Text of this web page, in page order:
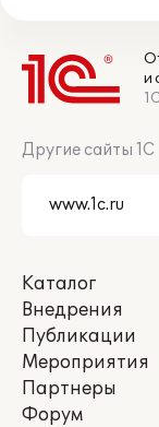
и
Другие сайты 1С
Каталог
Внедрения
Публикации
Мероприятия
Партнеры
Форум